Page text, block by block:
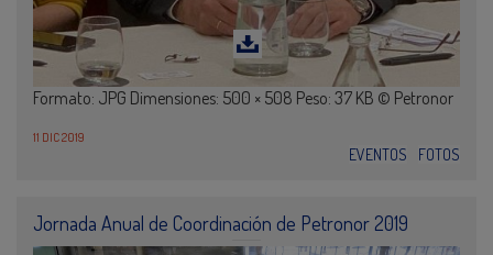
Formato: JPG Dimensiones: 500 × 508 Peso: 37 KB © Petronor
11 DIC 2019
EVENTOS FOTOS
Jornada Anual de Coordinación de Petronor 2019